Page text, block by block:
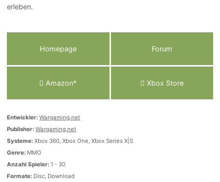
erleben.
Homepage Forum
Amazon* Xbox Store
Entwickler: Wargaming.net
Publisher: Wargaming.net
Systeme: Xbox 360, Xbox One, Xbox Series X|S
Genre: MMO
Anzahl Spieler: 1 - 30
Formate: Disc, Download